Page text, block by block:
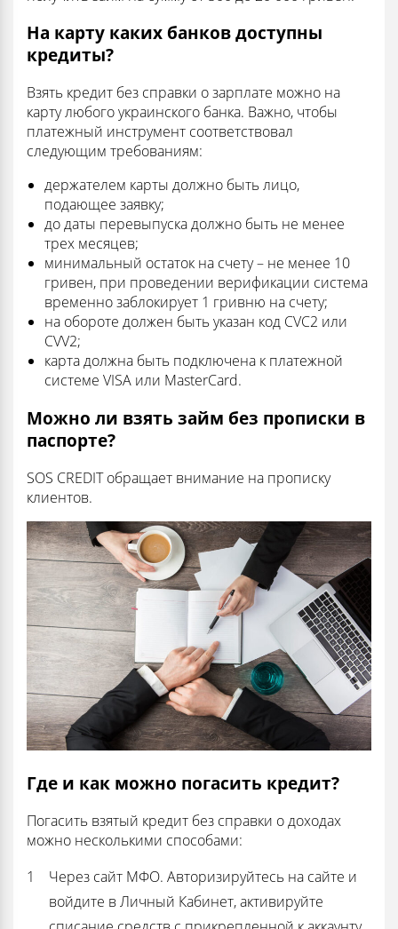
На карту каких банков доступны
кредиты?
Взять кредит без справки о зарплате можно на
карту любого украинского банка. Важно, чтобы
платежный инструмент соответствовал
следующим требованиям:
держателем карты должно быть лицо,
подающее заявку;
до даты перевыпуска должно быть не менее
трех месяцев;
минимальный остаток на счету – не менее 10
гривен, при проведении верификации система
временно заблокирует 1 гривню на счету;
на обороте должен быть указан код CVC2 или
CVV2;
карта должна быть подключена к платежной
системе VISA или MasterCard.
Можно ли взять займ без прописки в
паспорте?
SOS CREDIT обращает внимание на прописку
клиентов.
Где и как можно погасить кредит?
Погасить взятый кредит без справки о доходах
можно несколькими способами:
Через сайт МФО. Авторизируйтесь на сайте и
войдите в Личный Кабинет, активируйте